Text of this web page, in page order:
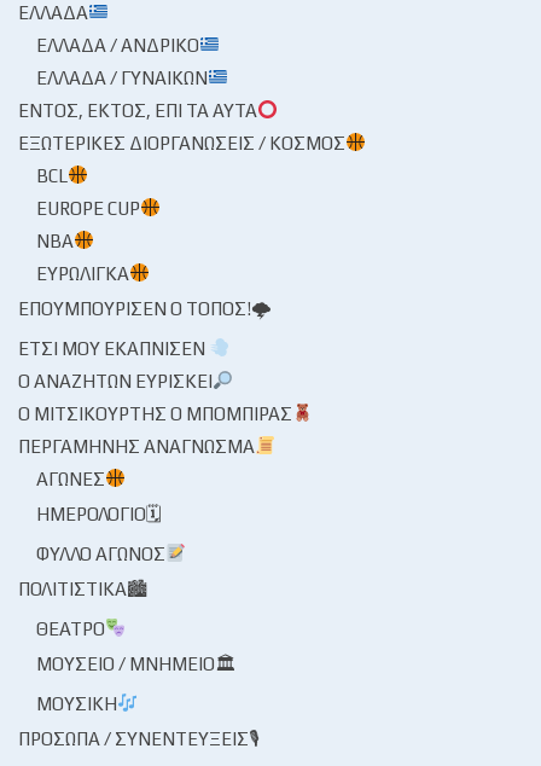
ΕΛΛΆΔΑ
ΕΛΛΆΔΑ / ΑΝΔΡΙΚΌ
ΕΛΛΆΔΑ / ΓΥΝΑΙΚΏΝ
ΕΝΤΌΣ, ΕΚΤΌΣ, ΕΠΊ ΤΑ ΑΥΤΆ
ΕΞΩΤΕΡΙΚΈΣ ΔΙΟΡΓΑΝΏΣΕΙΣ / ΚΌΣΜΟΣ
BCL
EUROPE CUP
NBA
ΕΥΡΩΛΊΓΚΑ
ΕΠΟΥΜΠΟΎΡΙΣΕΝ Ο ΤΌΠΟΣ!🌩
ΈΤΣΙ ΜΟΥ ΕΚΆΠΝΙΣΕΝ
Ο ΑΝΑΖΗΤΏΝ ΕΥΡΊΣΚΕΙ
Ο ΜΙΤΣΙΚΟΥΡΤΉΣ Ο ΜΠΌΜΠΙΡΑΣ
ΠΕΡΓΑΜΗΝΉΣ ΑΝΆΓΝΩΣΜΑ
ΑΓΏΝΕΣ
ΗΜΕΡΟΛΌΓΙΟ🗓
ΦΎΛΛΟ ΑΓΏΝΟΣ
ΠΟΛΙΤΙΣΤΙΚΆ🏙
ΘΈΑΤΡΟ
ΜΟΥΣΕΊΟ / ΜΝΗΜΕΊΟ🏛
ΜΟΥΣΙΚΉ
ΠΡΌΣΩΠΑ / ΣΥΝΕΝΤΕΎΞΕΙΣ🎙